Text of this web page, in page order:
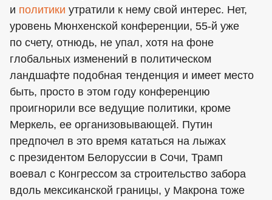
и политики утратили к нему свой интерес. Нет,
уровень Мюнхенской конференции, 55-й уже
по счету, отнюдь, не упал, хотя на фоне
глобальных изменений в политическом
ландшафте подобная тенденция и имеет место
быть, просто в этом году конференцию
проигнорили все ведущие политики, кроме
Меркель, ее организовывающей. Путин
предпочел в это время кататься на лыжах
с президентом Белоруссии в Сочи, Трамп
воевал с Конгрессом за строительство забора
вдоль мексиканской границы, у Макрона тоже